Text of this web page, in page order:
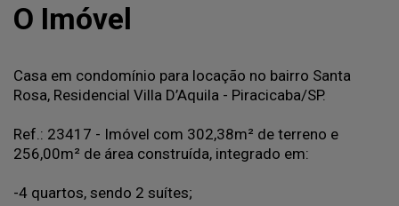
O Imóvel
Casa em condomínio para locação no bairro Santa
Rosa, Residencial Villa D’Aquila - Piracicaba/SP.
Ref.: 23417 - Imóvel com 302,38m² de terreno e
256,00m² de área construída, integrado em:
-4 quartos, sendo 2 suítes;